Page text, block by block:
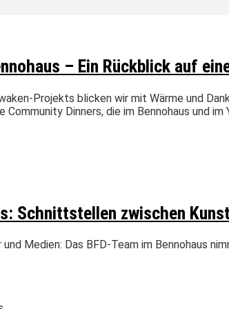
– Ein Rückblick auf
Projekts blicken wir mit Wärme und
Dinners, die im Bennohaus und im
Schnittstellen zwischen
Medien: Das BFD-Team im Bennohaus